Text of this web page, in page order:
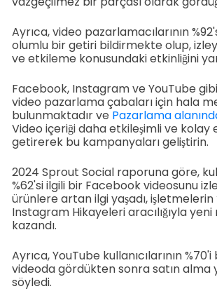
Ayrıca, video pazarlamacılarının
olumlu bir getiri bildirmekte olup,
ve etkileme konusundaki etkinliğini
Facebook, Instagram ve YouTube
video pazarlama çabaları için hala
bulunmaktadır ve Pazarlama
Video içeriği daha etkileşimli ve kolay
getirerek bu kampanyaları geliştirin.
2024 Sprout Social raporuna göre,
%62'si ilgili bir Facebook videosunu
ürünlere artan ilgi yaşadı, işletmelerin
Instagram Hikayeleri aracılığıyla
kazandı.
Ayrıca, YouTube kullanıcılarının
videoda gördükten sonra satın alma
söyledi.